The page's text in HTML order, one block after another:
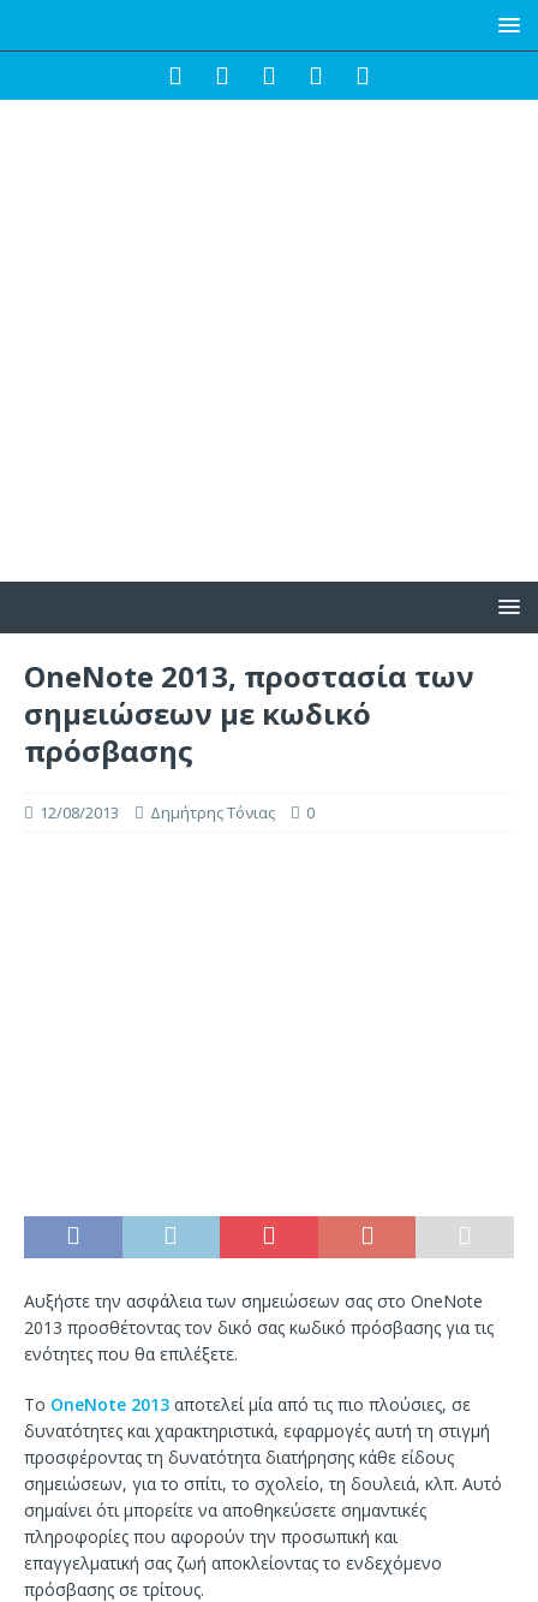
OneNote 2013, προστασία των
σημειώσεων με κωδικό
πρόσβασης
12/08/2013 Δημήτρης Τόνιας 0
Αυξήστε την ασφάλεια των σημειώσεων σας στο OneNote
2013 προσθέτοντας τον δικό σας κωδικό πρόσβασης για τις
ενότητες που θα επιλέξετε.
Το OneNote 2013 αποτελεί μία από τις πιο πλούσιες, σε
δυνατότητες και χαρακτηριστικά, εφαρμογές αυτή τη στιγμή
προσφέροντας τη δυνατότητα διατήρησης κάθε είδους
σημειώσεων, για το σπίτι, το σχολείο, τη δουλειά, κλπ. Αυτό
σημαίνει ότι μπορείτε να αποθηκεύσετε σημαντικές
πληροφορίες που αφορούν την προσωπική και
επαγγελματική σας ζωή αποκλείοντας το ενδεχόμενο
πρόσβασης σε τρίτους.